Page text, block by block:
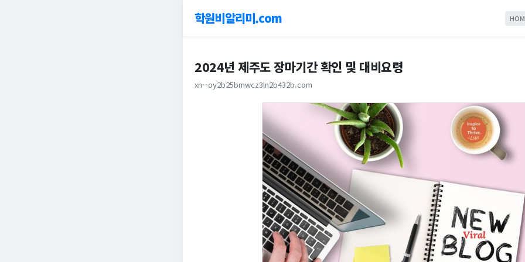
학원비알리미.com
2024년 제주도 장마기간 확인 및 대비요령
xn--oy2b25bmwcz3ln2b432b.com